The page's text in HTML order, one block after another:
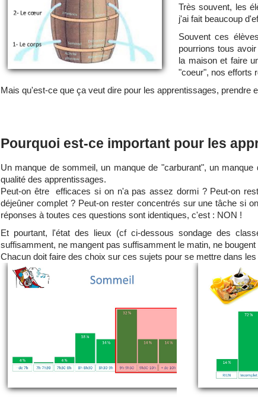
Très souvent, les
j'ai fait beaucoup
Souvent ces
pourrions tous
la maison et faire
"coeur", nos efforts
Mais qu'est-ce que ça veut dire pour les apprentissages, prendre
Pourquoi est-ce important pour les
Un manque de sommeil, un manque de "carburant", un
qualité des apprentissages.
Peut-on être efficaces si on n'a pas assez dormi ? Peut-on
déjeûner complet ? Peut-on rester concentrés sur une tâche si
réponses à toutes ces questions sont identiques, c'est : NON !
Et pourtant, l'état des lieux (cf ci-dessous sondage des
suffisamment, ne mangent pas suffisamment le matin, ne
Chacun doit faire des choix sur ces sujets pour se mettre dans